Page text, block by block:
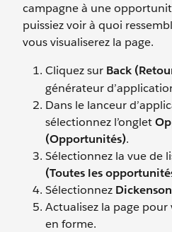
campagne à une
puissiez voir à quoi
vous visualiserez la page.
Cliquez sur Back
générateur
Dans le lanceur
sélectionnez l’onglet
(Opportunités).
Sélectionnez la vue de
(Toutes les
Sélectionnez
Actualisez la page
en forme.